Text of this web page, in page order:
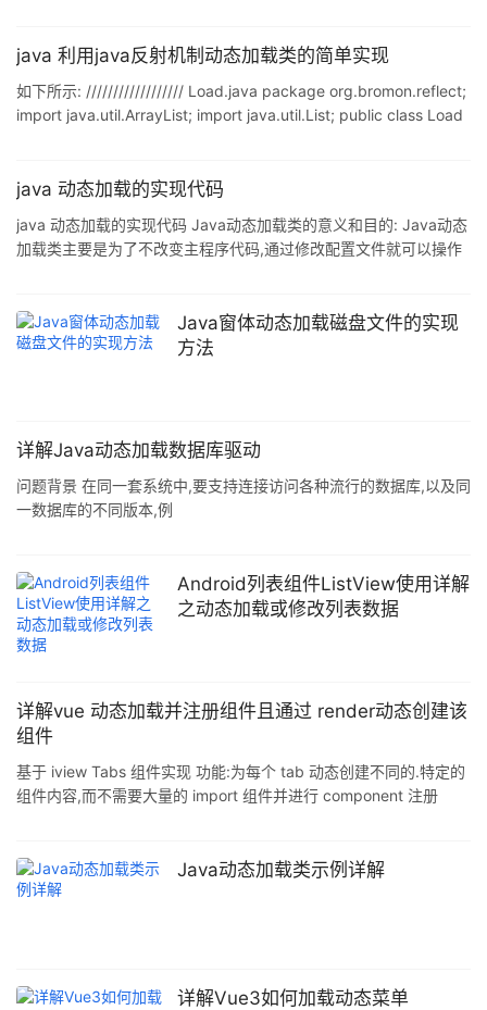
if("Excel".equals(args[0])){ Excel
java 利用java反射机制动态加载类的简单实现
如下所示: ////////////////// Load.java package org.bromon.reflect;
import java.util.ArrayList; import java.util.List; public class Load
java 动态加载的实现代码
java 动态加载的实现代码 Java动态加载类的意义和目的: Java动态
加载类主要是为了不改变主程序代码,通过修改配置文件就可以操作
使用新的功能,不需要修改系统的任何地方,只需要添加一个类:充分实
现了松散耦合.满足了开闭原则(对修改关闭,对添加或删除开放):
Java窗体动态加载磁盘文件的实现
方法
详解Java动态加载数据库驱动
问题背景 在同一套系统中,要支持连接访问各种流行的数据库,以及同
一数据库的不同版本,例
就是不同的数据库,数据库驱动肯定不同,对于这个问题到好解决,只需
要将相应的驱动加入即可:然而对于同种数据库,不同版本时,而且不同
版本的数据库驱动不仅不兼容,同时存在还会出现冲突,例如,能满足
sql
Android列表组件ListView使用详解
之动态加载或修改列表数据
详解vue 动态加载并注册组件且通过 render动态创建该
组件
基于 iview Tabs 组件实现 功能:为每个 tab 动态创建不同的.特定的
组件内容,而不需要大量的 import 组件并进行 component 注册
tab2" t
Java动态加载类示例详解
详解Vue3如何加载动态菜单